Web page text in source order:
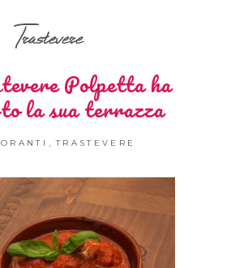
Trastevere
Polpetta ha
la sua terrazza
TRASTEVERE